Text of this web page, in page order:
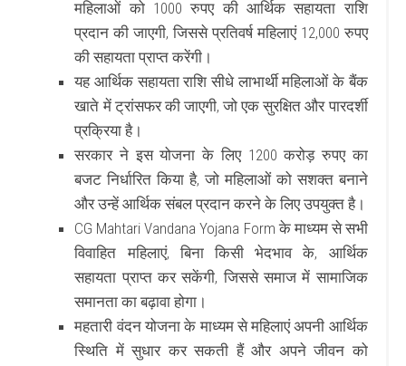
महिलाओं को 1000 रुपए की आर्थिक सहायता राशि
प्रदान की जाएगी, जिससे प्रतिवर्ष महिलाएं 12,000 रुपए
की सहायता प्राप्त करेंगी।
यह आर्थिक सहायता राशि सीधे लाभार्थी महिलाओं के बैंक
खाते में ट्रांसफर की जाएगी, जो एक सुरक्षित और पारदर्शी
प्रक्रिया है।
सरकार ने इस योजना के लिए 1200 करोड़ रुपए का
बजट निर्धारित किया है, जो महिलाओं को सशक्त बनाने
और उन्हें आर्थिक संबल प्रदान करने के लिए उपयुक्त है।
CG Mahtari Vandana Yojana Form के माध्यम से सभी
विवाहित महिलाएं, बिना किसी भेदभाव के, आर्थिक
सहायता प्राप्त कर सकेंगी, जिससे समाज में सामाजिक
समानता का बढ़ावा होगा।
महतारी वंदन योजना के माध्यम से महिलाएं अपनी आर्थिक
स्थिति में सुधार कर सकती हैं और अपने जीवन को